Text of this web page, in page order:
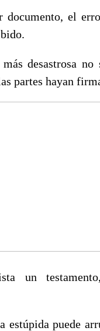
documento, el
desastrosa no
partes hayan
un
estúpida puede